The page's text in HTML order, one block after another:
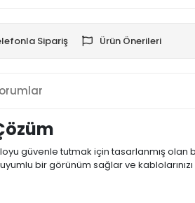
Sipariş Ürün Önerileri
güvenle tutmak için tasarlanmış olan
bir görünüm sağlar ve kablolarınızı